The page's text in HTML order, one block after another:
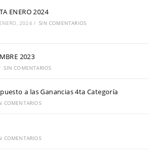
ENERO 2024
2024 / SIN COMENTARIOS
2023
SIN COMENTARIOS
a las Ganancias 4ta Categoría
COMENTARIOS
COMENTARIOS